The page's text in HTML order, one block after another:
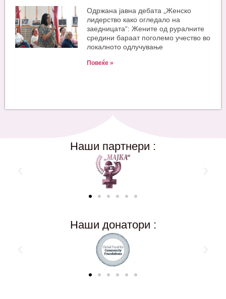
Одржана јавна дебата „Женско
лидерство како огледало на
заедницата“: Жените од руралните
средини бараат поголемо учество во
локалното одлучување
Повеќе »
Наши партнери :
Наши донатори :